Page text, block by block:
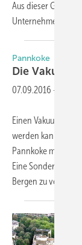
Aus dieser
Unternehmen
Pannkoke
Die
07.09.2016 -
Einen
werden kann und
Pannkoke mit dem
Eine
Bergen zu